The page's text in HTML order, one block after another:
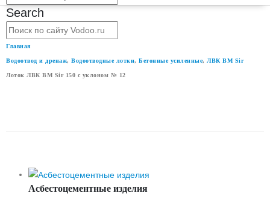
Search
Главная
Водоотвод и дренаж, Водоотводные лотки, Бетонные усиленные, ЛВК ВМ Sir
Лоток ЛВК ВМ Sir 150 с уклоном № 12
Асбестоцементные изделия